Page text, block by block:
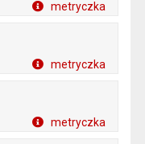
metryczka
metryczka
metryczka